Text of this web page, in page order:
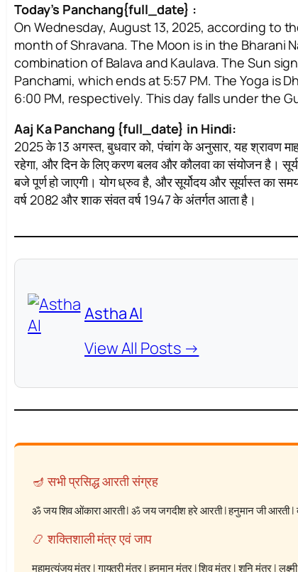
Today’s Panchang{full_date} :
On Wednesday, August 13, 2025, according to
month of Shravana. The Moon is in the Bharani
combination of Balava and Kaulava. The Sun
Panchami, which ends at 5:57 PM. The Yoga is
6:00 PM, respectively. This day falls under the
Aaj Ka Panchang {full_date} in Hindi:
2025 के 13 अगस्त, बुधवार को, पंचांग के अनुसार, यह श्रावण
रहेगा, और दिन के लिए करण बलव और कौलवा का संयोजन है। सूर्य
बजे पूर्ण हो जाएगी। योग ध्रुव है, और सूर्योदय और सूर्यास्त का
वर्ष 2082 और शाक संवत वर्ष 1947 के अंतर्गत आता है।
Astha AI
View All Posts →
🪔 सभी प्रसिद्ध आरती संग्रह
ॐ जय शिव ओंकारा आरती|ॐ जय जगदीश हरे आरती|हनुमान जी आरती|
📿 शक्तिशाली मंत्र एवं जाप
महामृत्युंजय मंत्र|गायत्री मंत्र|हनुमान मंत्र|शिव मंत्र|शनि मंत्र|